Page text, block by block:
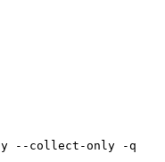
--collect-only -q